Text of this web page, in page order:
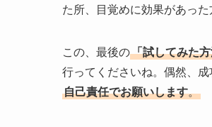
た所、目覚めに効果があった
この、最後の「試してみた
行ってくださいね。偶然、
自己責任でお願いします。